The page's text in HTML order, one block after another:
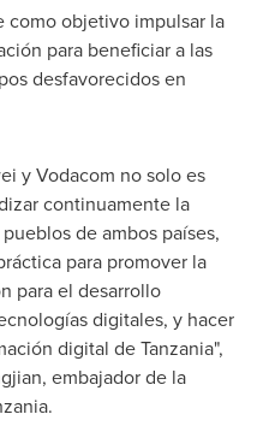
como objetivo impulsar la
para beneficiar a las
desfavorecidos en
y Vodacom no solo es
continuamente la
de ambos países,
para promover la
para el desarrollo
digitales, y hacer
digital deTanzania",
embajador de la
.